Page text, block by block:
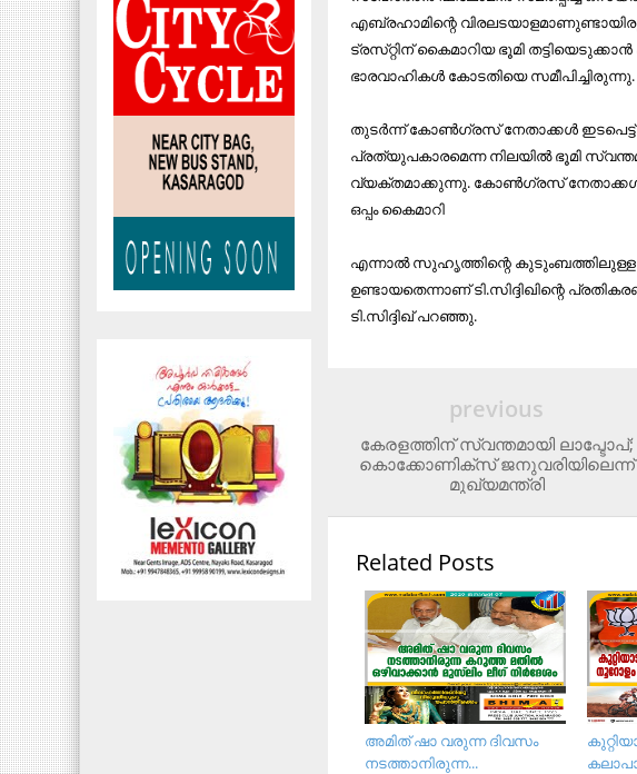
എബ്രഹാമിന്റെ
ട്രസ്​റ്റിന്​ കൈമാറിയ ഭൂമി
ഭാരവാഹികൾ കോടതിയെ സമീപിച്ചിരുന്നു.
തുടർന്ന്​ കോൺഗ്രസ്​ നേതാക്കൾ ഇടപെട്ട്​
പ്രത്യുപകാരമെന്ന നിലയിൽ ഭൂമി
വ്യക്തമാക്കുന്നു. കോണ്‍ഗ്രസ്
ഒപ്പം കൈമാറി
എന്നാൽ സുഹൃത്തി​​ന്റെ
ഉണ്ടായതെന്നാണ്​ ടി.സിദ്ദിഖിന്റെ
ടി.സിദ്ദിഖ്​ പറഞ്ഞു.
previous
കേരളത്തിന് സ്വന്തമായി ലാപ്ടോപ്;
കൊക്കോണിക്സ്‌ ജനുവരിയിലെന്ന്
മുഖ്യമന്ത്രി
Related Posts
അമിത് ഷാ വരുന്ന ദിവസം
നടത്താനിരുന്ന...